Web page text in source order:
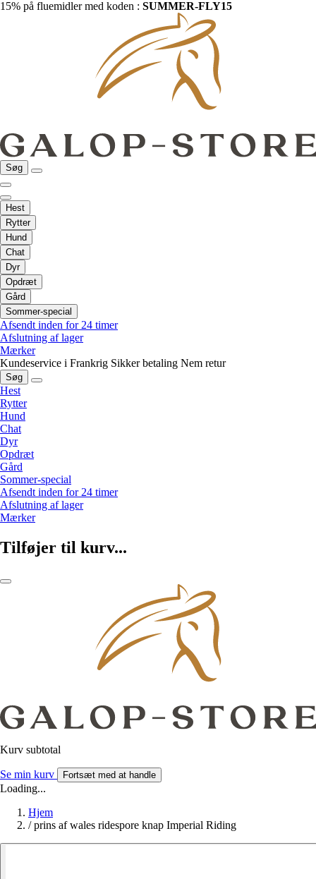
15% på fluemidler med koden : SUMMER-FLY15
Søg
Hest
Rytter
Hund
Chat
Dyr
Opdræt
Gård
Sommer-special
Afsendt inden for 24 timer
Afslutning af lager
Mærker
Kundeservice i Frankrig Sikker betaling Nem retur
Søg
Hest
Rytter
Hund
Chat
Dyr
Opdræt
Gård
Sommer-special
Afsendt inden for 24 timer
Afslutning af lager
Mærker
Tilføjer til kurv...
Kurv subtotal
Se min kurv Fortsæt med at handle
Loading...
Hjem
/ prins af wales ridespore knap Imperial Riding